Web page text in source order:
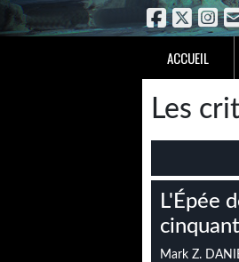
ACCUEIL
Les
L'Épée
Mark Z.